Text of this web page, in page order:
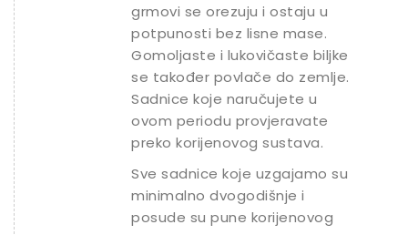
grmovi se orezuju i ostaju u
potpunosti bez lisne mase.
Gomoljaste i lukovičaste biljke
se također povlače do zemlje.
Sadnice koje naručujete u
ovom periodu provjeravate
preko korijenovog sustava.
Sve sadnice koje uzgajamo su
minimalno dvogodišnje i
posude su pune korijenovog